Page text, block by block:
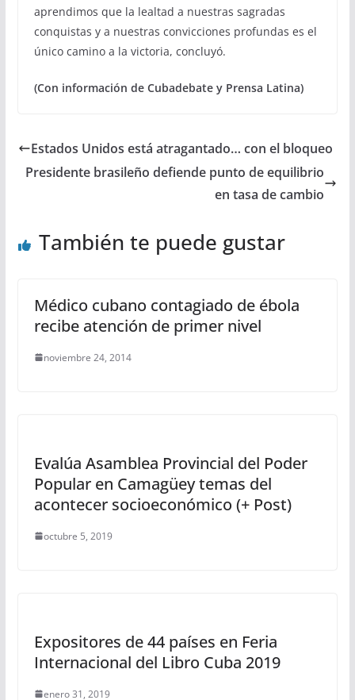
aprendimos que la lealtad a nuestras sagradas
conquistas y a nuestras convicciones profundas es el
único camino a la victoria, concluyó.
(Con información de Cubadebate y Prensa Latina)
Estados Unidos está atragantado… con el bloqueo
Presidente brasileño defiende punto de equilibrio
en tasa de cambio
También te puede gustar
Médico cubano contagiado de ébola
recibe atención de primer nivel
noviembre 24, 2014
Evalúa Asamblea Provincial del Poder
Popular en Camagüey temas del
acontecer socioeconómico (+ Post)
octubre 5, 2019
Expositores de 44 países en Feria
Internacional del Libro Cuba 2019
enero 31, 2019